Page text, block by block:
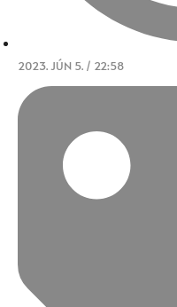
2023. JÚN 5. / 22:58